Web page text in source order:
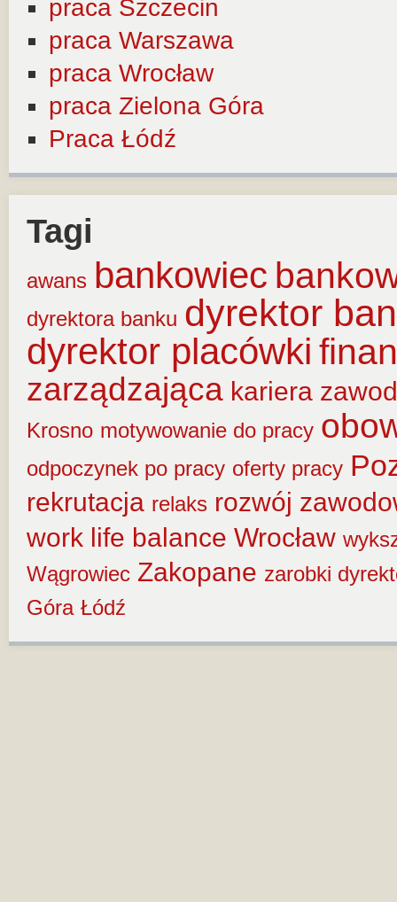
praca Szczecin
praca Warszawa
praca Wrocław
praca Zielona Góra
Praca Łódź
Tagi
awans bankowiec
dyrektora banku dyrektor
dyrektor placówki
zarządzająca kariera
Krosno motywowanie do pracy
odpoczynek po pracy oferty pracy
rekrutacja relaks rozwój
work life balance Wrocław
Wągrowiec Zakopane zarobki
Góra Łódź